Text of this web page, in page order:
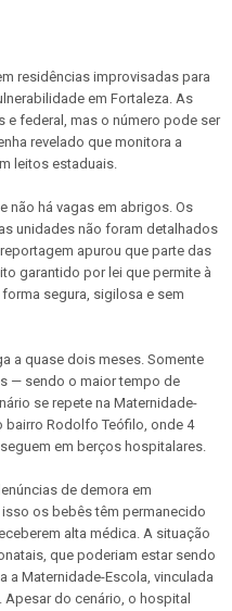
residências improvisadas para
em Fortaleza. As
e federal, mas o número pode ser
revelado que monitora a
leitos estaduais.
não há vagas em abrigos. Os
unidades não foram detalhados
apurou que parte das
garantido por lei que permite à
segura, sigilosa e sem
a quase dois meses. Somente
— sendo o maior tempo de
se repete na Maternidade-
bairro Rodolfo Teófilo, onde 4
em berços hospitalares.
de demora em
os bebês têm permanecido
alta médica. A situação
que poderiam estar sendo
Maternidade-Escola, vinculada
Apesar do cenário, o hospital